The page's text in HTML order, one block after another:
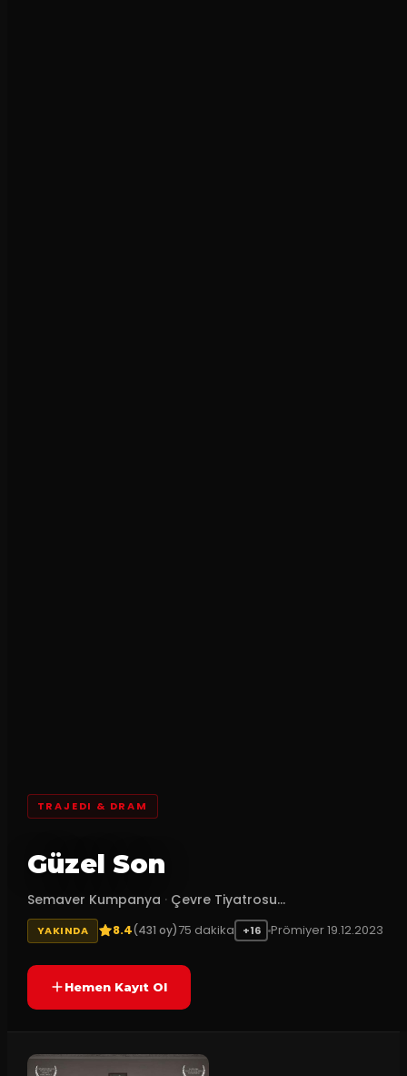
TRAJEDI & DRAM
Güzel Son
Semaver Kumpanya · Çevre Tiyatrosu...
YAKINDA 8.4(431 oy)75 dakika +16 Prömiyer19.12.2023
Hemen Kayıt Ol